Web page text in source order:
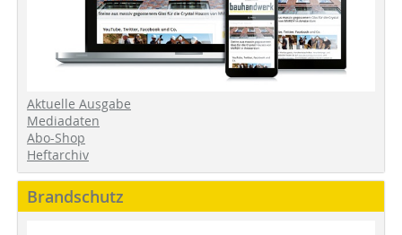
Aktuelle Ausgabe
Mediadaten
Abo-Shop
Heftarchiv
Brandschutz